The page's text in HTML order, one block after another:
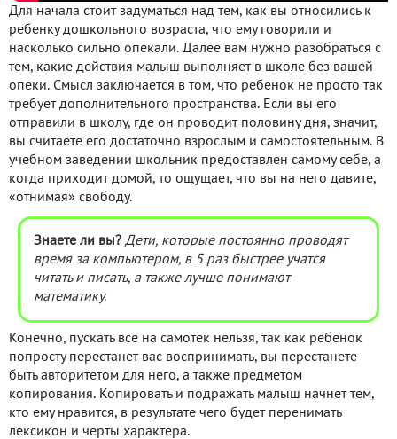
Для начала стоит задуматься над тем, как вы относились к
ребенку дошкольного возраста, что ему говорили и
насколько сильно опекали. Далее вам нужно разобраться с
тем, какие действия малыш выполняет в школе без вашей
опеки. Смысл заключается в том, что ребенок не просто так
требует дополнительного пространства. Если вы его
отправили в школу, где он проводит половину дня, значит,
вы считаете его достаточно взрослым и самостоятельным. В
учебном заведении школьник предоставлен самому себе, а
когда приходит домой, то ощущает, что вы на него давите,
«отнимая» свободу.
Знаете ли вы? Дети, которые постоянно проводят
время за компьютером, в 5 раз быстрее учатся
читать и писать, а также лучше понимают
математику.
Конечно, пускать все на самотек нельзя, так как ребенок
попросту перестанет вас воспринимать, вы перестанете
быть авторитетом для него, а также предметом
копирования. Копировать и подражать малыш начнет тем,
кто ему нравится, в результате чего будет перенимать
лексикон и черты характера.